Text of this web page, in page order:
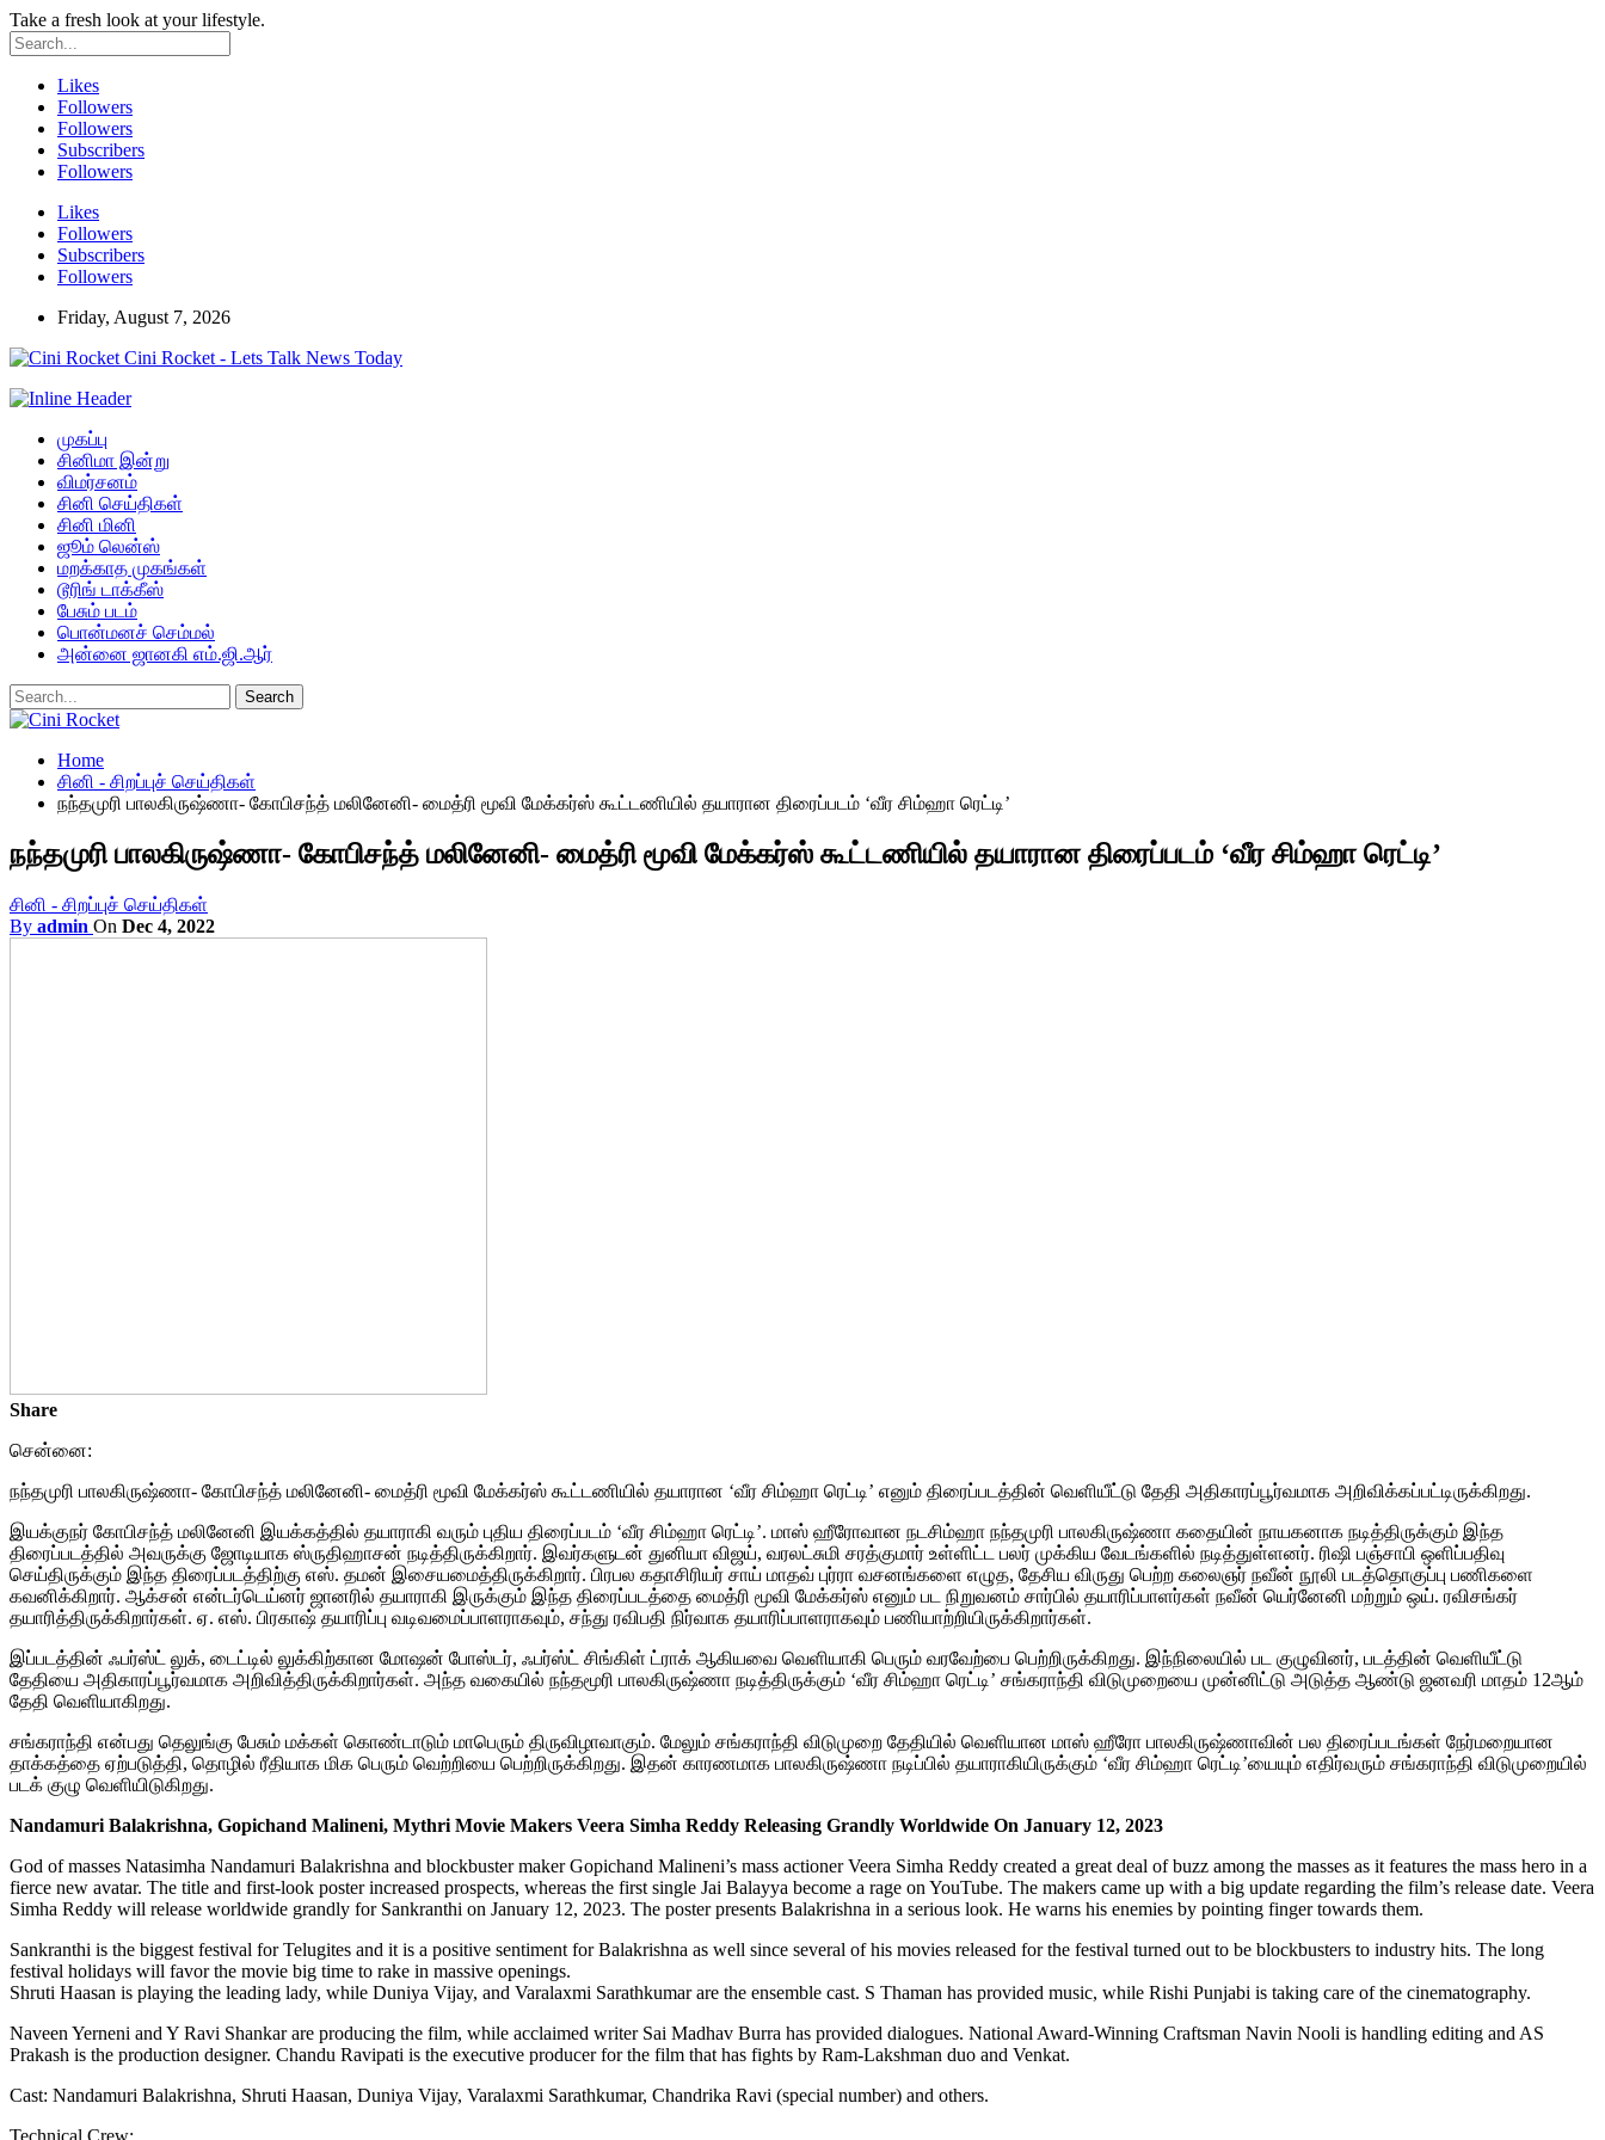
Take a fresh look at your lifestyle.
Likes
Followers
Followers
Subscribers
Followers
Likes
Followers
Subscribers
Followers
Friday, August 7, 2026
Cini Rocket - Lets Talk News Today
முகப்பு
சினிமா இன்று
விமர்சனம்
சினி செய்திகள்
சினி மினி
ஜூம் லென்ஸ்
மறக்காத முகங்கள்
டூரிங் டாக்கீஸ்
பேசும் படம்
பொன்மனச் செம்மல்
அன்னை ஜானகி எம்.ஜி.ஆர்
Home
சினி - சிறப்புச் செய்திகள்
நந்தமுரி பாலகிருஷ்ணா- கோபிசந்த் மலினேனி- மைத்ரி மூவி மேக்கர்ஸ் கூட்டணியில் தயாரான திரைப்படம் ‘வீர சிம்ஹா ரெட்டி’
நந்தமுரி பாலகிருஷ்ணா- கோபிசந்த் மலினேனி- மைத்ரி மூவி மேக்கர்ஸ் கூட்டணியில் தயாரான திரைப்படம் ‘வீர சிம்ஹா ரெட்டி’
சினி - சிறப்புச் செய்திகள்
By admin On Dec 4, 2022
Share
சென்னை:
நந்தமுரி பாலகிருஷ்ணா- கோபிசந்த் மலினேனி- மைத்ரி மூவி மேக்கர்ஸ் கூட்டணியில் தயாரான ‘வீர சிம்ஹா ரெட்டி’ எனும் திரைப்படத்தின் வெளியீட்டு தேதி அதிகாரப்பூர்வமாக அறிவிக்கப்பட்டிருக்கிறது.
இயக்குநர் கோபிசந்த் மலினேனி இயக்கத்தில் தயாராகி வரும் புதிய திரைப்படம் ‘வீர சிம்ஹா ரெட்டி’. மாஸ் ஹீரோவான நடசிம்ஹா நந்தமுரி பாலகிருஷ்ணா கதையின் நாயகனாக நடித்திருக்கும் இந்த
திரைப்படத்தில் அவருக்கு ஜோடியாக ஸ்ருதிஹாசன் நடித்திருக்கிறார். இவர்களுடன் துனியா விஜய், வரலட்சுமி சரத்குமார் உள்ளிட்ட பலர் முக்கிய வேடங்களில் நடித்துள்ளனர். ரிஷி பஞ்சாபி ஒளிப்பதிவு
செய்திருக்கும் இந்த திரைப்படத்திற்கு எஸ். தமன் இசையமைத்திருக்கிறார். பிரபல கதாசிரியர் சாய் மாதவ் புர்ரா வசனங்களை எழுத, தேசிய விருது பெற்ற கலைஞர் நவீன் நூலி படத்தொகுப்பு பணிகளை
கவனிக்கிறார். ஆக்சன் என்டர்டெய்னர் ஜானரில் தயாராகி இருக்கும் இந்த திரைப்படத்தை மைத்ரி மூவி மேக்கர்ஸ் எனும் பட நிறுவனம் சார்பில் தயாரிப்பாளர்கள் நவீன் யெர்னேனி மற்றும் ஒய். ரவிசங்கர்
தயாரித்திருக்கிறார்கள். ஏ. எஸ். பிரகாஷ் தயாரிப்பு வடிவமைப்பாளராகவும், சந்து ரவிபதி நிர்வாக தயாரிப்பாளராகவும் பணியாற்றியிருக்கிறார்கள்.
இப்படத்தின் ஃபர்ஸ்ட் லுக், டைட்டில் லுக்கிற்கான மோஷன் போஸ்டர், ஃபர்ஸ்ட் சிங்கிள் ட்ராக் ஆகியவை வெளியாகி பெரும் வரவேற்பை பெற்றிருக்கிறது. இந்நிலையில் பட குழுவினர், படத்தின் வெளியீட்டு
தேதியை அதிகாரப்பூர்வமாக அறிவித்திருக்கிறார்கள். அந்த வகையில் நந்தமூரி பாலகிருஷ்ணா நடித்திருக்கும் ‘வீர சிம்ஹா ரெட்டி’ சங்கராந்தி விடுமுறையை முன்னிட்டு அடுத்த ஆண்டு ஜனவரி மாதம் 12ஆம்
தேதி வெளியாகிறது.
சங்கராந்தி என்பது தெலுங்கு பேசும் மக்கள் கொண்டாடும் மாபெரும் திருவிழாவாகும். மேலும் சங்கராந்தி விடுமுறை தேதியில் வெளியான மாஸ் ஹீரோ பாலகிருஷ்ணாவின் பல திரைப்படங்கள் நேர்மறையான
தாக்கத்தை ஏற்படுத்தி, தொழில் ரீதியாக மிக பெரும் வெற்றியை பெற்றிருக்கிறது. இதன் காரணமாக பாலகிருஷ்ணா நடிப்பில் தயாராகியிருக்கும் ‘வீர சிம்ஹா ரெட்டி’யையும் எதிர்வரும் சங்கராந்தி விடுமுறையில்
படக் குழு வெளியிடுகிறது.
Nandamuri Balakrishna, Gopichand Malineni, Mythri Movie Makers Veera Simha Reddy Releasing Grandly Worldwide On January 12, 2023
God of masses Natasimha Nandamuri Balakrishna and blockbuster maker Gopichand Malineni’s mass actioner Veera Simha Reddy created a great deal of buzz among the masses as it features the mass hero in a
fierce new avatar. The title and first-look poster increased prospects, whereas the first single Jai Balayya become a rage on YouTube. The makers came up with a big update regarding the film’s release date. Veera
Simha Reddy will release worldwide grandly for Sankranthi on January 12, 2023. The poster presents Balakrishna in a serious look. He warns his enemies by pointing finger towards them.
Sankranthi is the biggest festival for Telugites and it is a positive sentiment for Balakrishna as well since several of his movies released for the festival turned out to be blockbusters to industry hits. The long
festival holidays will favor the movie big time to rake in massive openings.
Shruti Haasan is playing the leading lady, while Duniya Vijay, and Varalaxmi Sarathkumar are the ensemble cast. S Thaman has provided music, while Rishi Punjabi is taking care of the cinematography.
Naveen Yerneni and Y Ravi Shankar are producing the film, while acclaimed writer Sai Madhav Burra has provided dialogues. National Award-Winning Craftsman Navin Nooli is handling editing and AS
Prakash is the production designer. Chandu Ravipati is the executive producer for the film that has fights by Ram-Lakshman duo and Venkat.
Cast: Nandamuri Balakrishna, Shruti Haasan, Duniya Vijay, Varalaxmi Sarathkumar, Chandrika Ravi (special number) and others.
Technical Crew: